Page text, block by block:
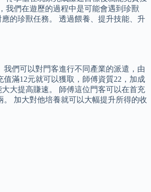
我們在遊歷的過程中是可能會遇到珍獸
的珍獸任務。 透過餵養、提升技能、升
們可以對門客進行不同產業的派遣，由
滿12元就可以獲取，師傅資質22，加成
大提高賺速。 師傅這位門客可以在首充
加大對他培養就可以大幅提升所得的收